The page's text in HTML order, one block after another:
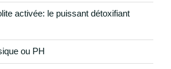
activée: le puissant détoxifiant
ou PH